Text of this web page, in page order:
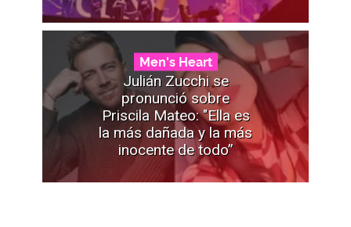
Men's Heart
Julián Zucchi se
pronunció sobre
Priscila Mateo: "Ella es
la más dañada y la más
inocente de todo”